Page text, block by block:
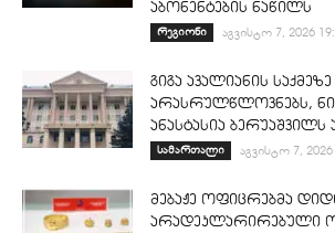
აბონენტების ნაწილს
რეგიონი აგვისტო 7, 2026
გიგა ავალიანის
არასრულწლოვნებს,
ანასტასია ბერუაშვილს
სამართალი აგვისტო 7, 2026
მებაჟე ოფიცრებმა
არადეკლარირებული